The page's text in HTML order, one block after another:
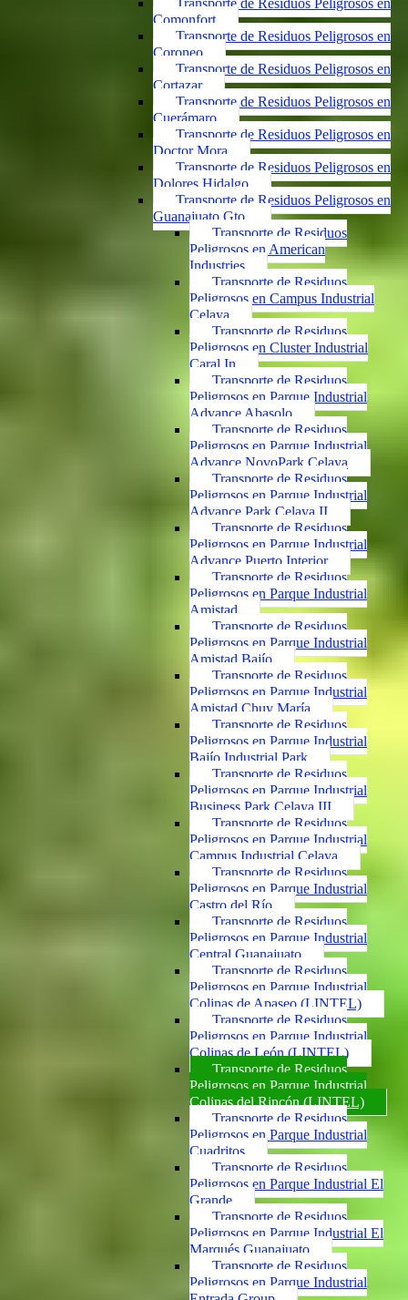
Transporte de Residuos Peligrosos en
Comonfort
Transporte de Residuos Peligrosos en
Coroneo
Transporte de Residuos Peligrosos en
Cortazar
Transporte de Residuos Peligrosos en
Cuerámaro
Transporte de Residuos Peligrosos en
Doctor Mora
Transporte de Residuos Peligrosos en
Dolores Hidalgo
Transporte de Residuos Peligrosos en
Guanajuato Gto.
Transporte de Residuos
Peligrosos en American
Industries
Transporte de Residuos
Peligrosos en Campus Industrial
Celaya
Transporte de Residuos
Peligrosos en Cluster Industrial
Caral In
Transporte de Residuos
Peligrosos en Parque Industrial
Advance Abasolo
Transporte de Residuos
Peligrosos en Parque Industrial
Advance NovoPark Celaya
Transporte de Residuos
Peligrosos en Parque Industrial
Advance Park Celaya II
Transporte de Residuos
Peligrosos en Parque Industrial
Advance Puerto Interior
Transporte de Residuos
Peligrosos en Parque Industrial
Amistad
Transporte de Residuos
Peligrosos en Parque Industrial
Amistad Bajío
Transporte de Residuos
Peligrosos en Parque Industrial
Amistad Chuy María
Transporte de Residuos
Peligrosos en Parque Industrial
Bajío Industrial Park
Transporte de Residuos
Peligrosos en Parque Industrial
Business Park Celaya III
Transporte de Residuos
Peligrosos en Parque Industrial
Campus Industrial Celaya
Transporte de Residuos
Peligrosos en Parque Industrial
Castro del Río
Transporte de Residuos
Peligrosos en Parque Industrial
Central Guanajuato
Transporte de Residuos
Peligrosos en Parque Industrial
Colinas de Apaseo (LINTEL)
Transporte de Residuos
Peligrosos en Parque Industrial
Colinas de León (LINTEL)
Transporte de Residuos
Peligrosos en Parque Industrial
Colinas del Rincón (LINTEL)
Transporte de Residuos
Peligrosos en Parque Industrial
Cuadritos
Transporte de Residuos
Peligrosos en Parque Industrial El
Grande
Transporte de Residuos
Peligrosos en Parque Industrial El
Marqués Guanajuato
Transporte de Residuos
Peligrosos en Parque Industrial